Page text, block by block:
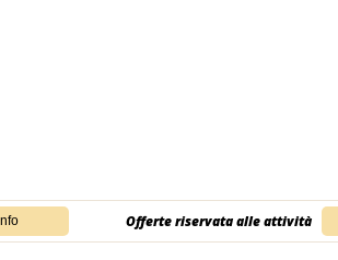
Offerte riservata alle attività